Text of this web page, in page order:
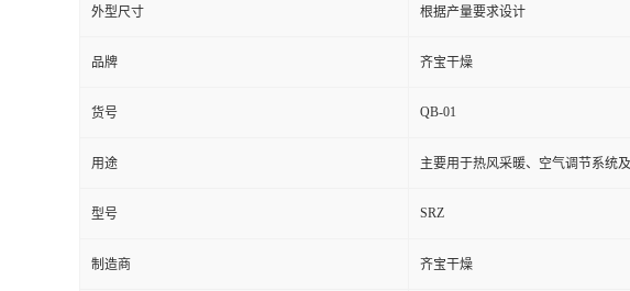
外型尺寸 根据产量要求设计
品牌 齐宝干燥
货号 QB-01
用途 主要用于热风采暖、空气调节系统
型号 SRZ
制造商 齐宝干燥